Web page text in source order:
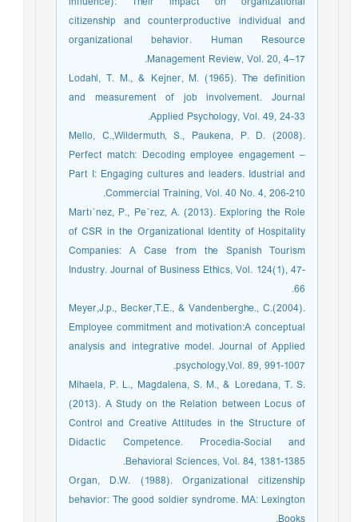
citizenship and counterproductive individual and
organizational behavior. Human Resource
Management Review, Vol. 20, 4–17.
Lodahl, T. M., & Kejner, M. (1965). The definition
and measurement of job involvement. Journal
Applied Psychology, Vol. 49, 24-33.
Mello, C.,Wildermuth, S., Paukena, P. D. (2008).
Perfect match: Decoding employee engagement –
Part I: Engaging cultures and leaders. Idustrial and
Commercial Training, Vol. 40 No. 4, 206-210.
Martı´nez, P., Pe´rez, A. (2013). Exploring the Role
of CSR in the Organizational Identity of Hospitality
Companies: A Case from the Spanish Tourism
Industry. Journal of Business Ethics, Vol. 124(1), 47-
66.
Meyer,J.p., Becker,T.E., & Vandenberghe., C.(2004).
Employee commitment and motivation:A conceptual
analysis and integrative model. Journal of Applied
psychology,Vol. 89, 991-1007.
Mihaela, P. L., Magdalena, S. M., & Loredana, T. S.
(2013). A Study on the Relation between Locus of
Control and Creative Attitudes in the Structure of
Didactic Competence. Procedia-Social and
Behavioral Sciences, Vol. 84, 1381-1385.
Organ, D.W. (1988). Organizational citizenship
behavior: The good soldier syndrome. MA: Lexington